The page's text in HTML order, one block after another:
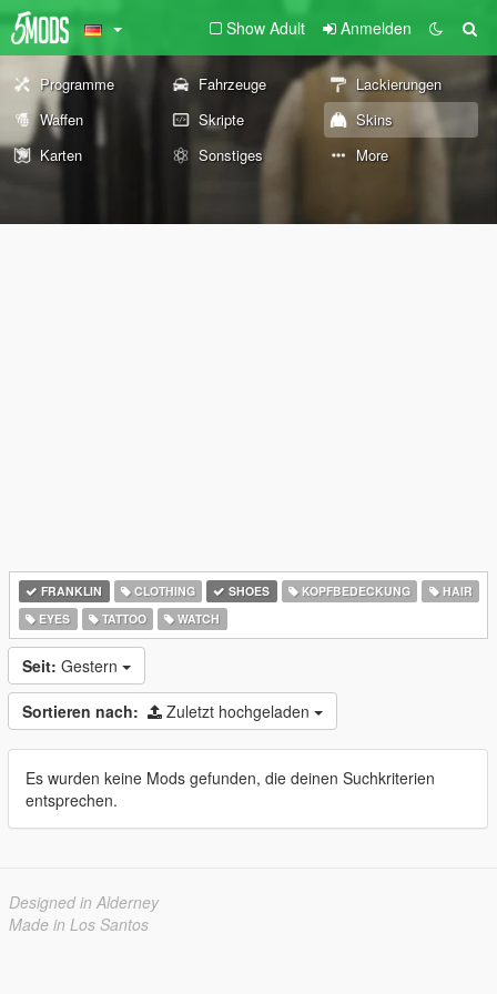
Show Adult Anmelden
Programme Fahrzeuge
Lackierungen
Waffen
Skripte
Skins
Karten
Sonstiges More
FRANKLIN CLOTHING SHOES KOPFBEDECKUNG
HAIR
EYES
TATTOO WATCH
Seit: Gestern
Sortieren nach: Zuletzt hochgeladen
Es wurden keine Mods gefunden, die deinen Suchkriterien
entsprechen.
Designed in Alderney
Made in Los Santos